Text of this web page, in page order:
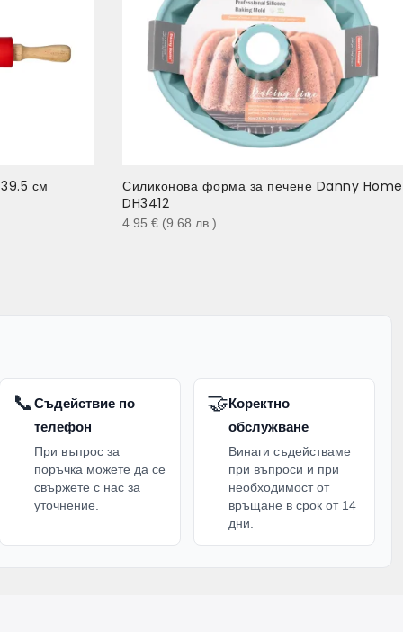
см
Силиконова форма за печене Danny Home
DH3412
4.95 € (9.68 лв. )
📞Съдействие по
телефон
При въпрос за
поръчка можете да се
свържете с нас за
уточнение.
🤝Коректно
обслужване
Винаги съдействаме
при въпроси и при
необходимост от
връщане в срок от 14
дни.